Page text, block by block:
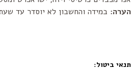
הערה: במידה והחשבון לא יוסדר עד
תנאי ביטול: